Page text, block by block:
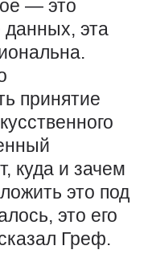
— это
данных, эта
принятие
куда и зачем
это под
это его
Греф.